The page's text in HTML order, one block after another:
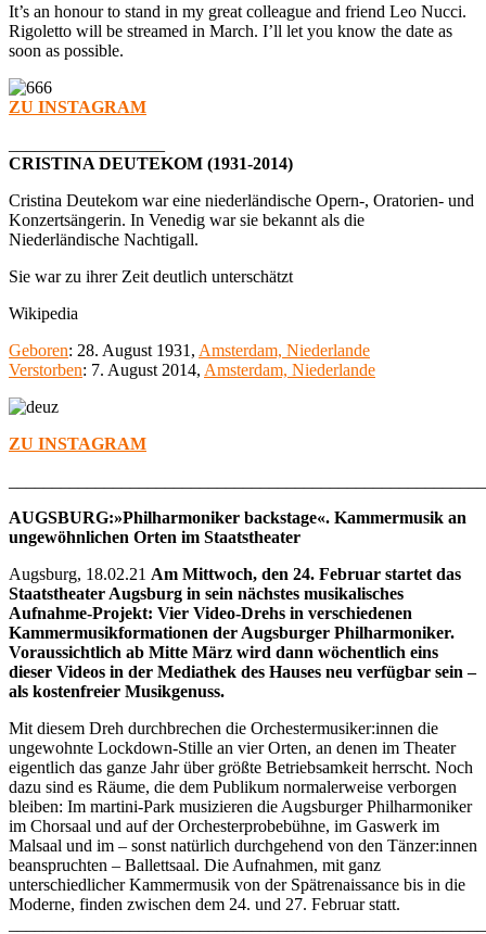
It’s an honour to stand in my great colleague and friend Leo Nucci.
Rigoletto will be streamed in March. I’ll let you know the date as
soon as possible.
ZU INSTAGRAM
CRISTINA DEUTEKOM (1931-2014)
Cristina Deutekom war eine niederländische Opern-, Oratorien- und
Konzertsängerin. In Venedig war sie bekannt als die
Niederländische Nachtigall.
Sie war zu ihrer Zeit deutlich unterschätzt
Wikipedia
Geboren: 28. August 1931, Amsterdam, Niederlande
Verstorben: 7. August 2014, Amsterdam, Niederlande
ZU INSTAGRAM
AUGSBURG:»Philharmoniker backstage«. Kammermusik an
ungewöhnlichen Orten im Staatstheater
Augsburg, 18.02.21 Am Mittwoch, den 24. Februar startet das
Staatstheater Augsburg in sein nächstes musikalisches
Aufnahme-Projekt: Vier Video-Drehs in verschiedenen
Kammermusikformationen der Augsburger Philharmoniker.
Voraussichtlich ab Mitte März wird dann wöchentlich eins
dieser Videos in der Mediathek des Hauses neu verfügbar sein –
als kostenfreier Musikgenuss.
Mit diesem Dreh durchbrechen die Orchestermusiker:innen die
ungewohnte Lockdown-Stille an vier Orten, an denen im Theater
eigentlich das ganze Jahr über größte Betriebsamkeit herrscht. Noch
dazu sind es Räume, die dem Publikum normalerweise verborgen
bleiben: Im martini-Park musizieren die Augsburger Philharmoniker
im Chorsaal und auf der Orchesterprobebühne, im Gaswerk im
Malsaal und im – sonst natürlich durchgehend von den Tänzer:innen
beanspruchten – Ballettsaal. Die Aufnahmen, mit ganz
unterschiedlicher Kammermusik von der Spätrenaissance bis in die
Moderne, finden zwischen dem 24. und 27. Februar statt.